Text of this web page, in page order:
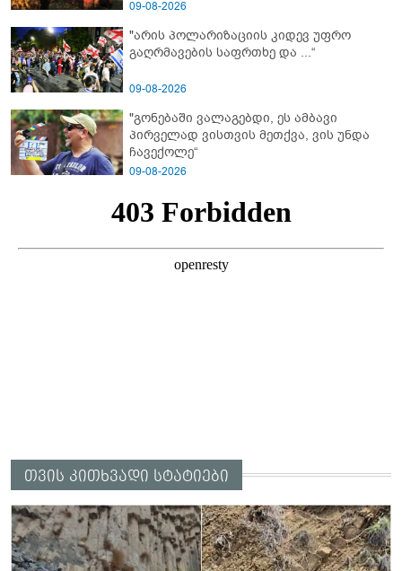
09-08-2026
"არის პოლარიზაციის კიდევ უფრო
გაღრმავების საფრთხე და ...“
09-08-2026
"გონებაში ვალაგებდი, ეს ამბავი
პირველად ვისთვის მეთქვა, ვის უნდა
ჩავექოლე“
09-08-2026
თვის კითხვადი სტატიები